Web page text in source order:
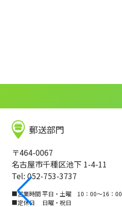
郵送部門
〒464-0067
名古屋市千種区池下 1-4-11
Tel: 052-753-3737
■営業時間 平日・土曜 10：00～16：00
■定休日 日曜・祝日